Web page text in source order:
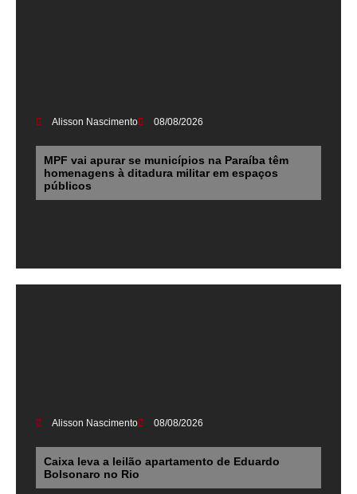
Alisson Nascimento 08/08/2026
MPF vai apurar se municípios na Paraíba têm
homenagens à ditadura militar em espaços
públicos
Alisson Nascimento 08/08/2026
Caixa leva a leilão apartamento de Eduardo
Bolsonaro no Rio